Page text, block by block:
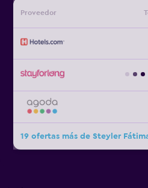
Proveedor
19 ofertas más de Steyler